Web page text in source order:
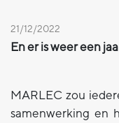
21/12/2022
En er is weer een
MARLEC zou
samenwerking en